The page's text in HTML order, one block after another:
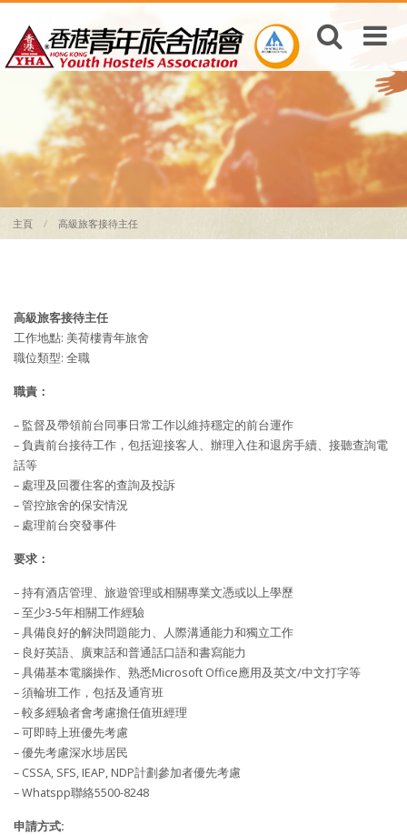
主頁 高級旅客接待主任
高級旅客接待主任
工作地點: 美荷樓青年旅舍
職位類型: 全職
職責：
– 監督及帶領前台同事日常工作以維持穩定的前台運作
– 負責前台接待工作，包括迎接客人、辦理入住和退房手續、接聽查詢電
話等
– 處理及回覆住客的查詢及投訴
– 管控旅舍的保安情況
– 處理前台突發事件
要求：
– 持有酒店管理、旅遊管理或相關專業文憑或以上學歷
– 至少3-5年相關工作經驗
– 具備良好的解決問題能力、人際溝通能力和獨立工作
– 良好英語、廣東話和普通話口語和書寫能力
– 具備基本電腦操作、熟悉Microsoft Office應用及英文/中文打字等
– 須輪班工作，包括及通宵班
– 較多經驗者會考慮擔任值班經理
– 可即時上班優先考慮
– 優先考慮深水埗居民
– CSSA, SFS, IEAP, NDP計劃參加者優先考慮
– Whatspp聯絡5500-8248
申請方式: